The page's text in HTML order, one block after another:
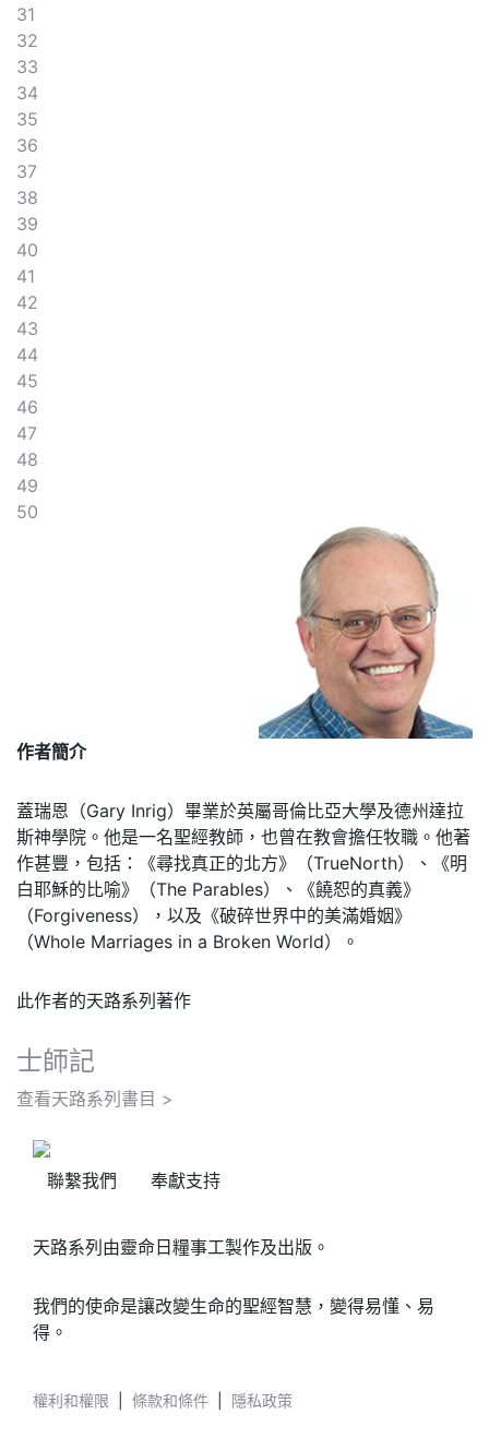
31
32
33
34
35
36
37
38
39
40
41
42
43
44
45
46
47
48
49
50
作者簡介
蓋瑞恩（Gary Inrig）畢業於英屬哥倫比亞大學及德州達拉
斯神學院。他是一名聖經教師，也曾在教會擔任牧職。他著
作甚豐，包括：《尋找真正的北方》（TrueNorth）、《明
白耶穌的比喻》（The Parables）、《饒恕的真義》
（Forgiveness），以及《破碎世界中的美滿婚姻》
（Whole Marriages in a Broken World）。
此作者的天路系列著作
士師記
查看天路系列書目 >
聯繫我們 奉獻支持
天路系列由靈命日糧事工製作及出版。
我們的使命是讓改變生命的聖經智慧，變得易懂、易
得。
權利和權限 條款和條件 隱私政策